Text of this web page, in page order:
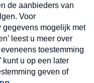
op onze
in uw